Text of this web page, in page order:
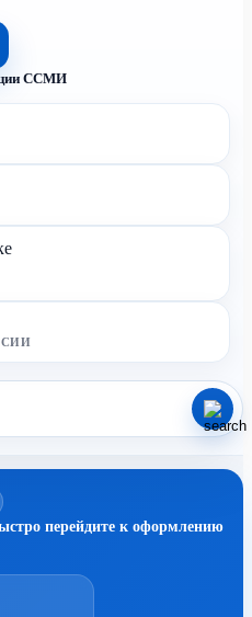
ССМИ
перейдите к оформлению